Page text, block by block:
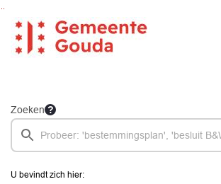
Ga naar de inhoud van deze pagina
Zoeken
U bevindt zich hier: